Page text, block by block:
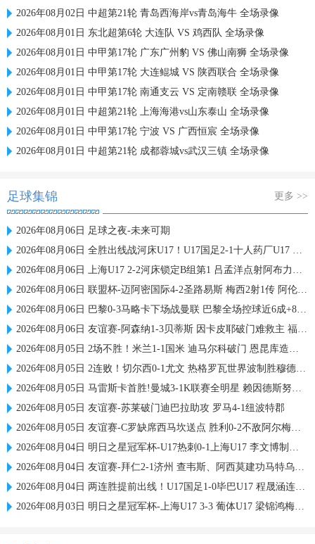
2026年08月02日 中超第21轮 青岛西海岸vs青岛海牛 全场录像
2026年08月01日 东北超第6轮 大连队 VS 鸡西队 全场录像
2026年08月01日 中甲第17轮 广东广州豹 VS 佛山南狮 全场录像
2026年08月01日 中甲第17轮 大连鲲城 VS 陕西联合 全场录像
2026年08月01日 中甲第17轮 南通支云 VS 定南赣联 全场录像
2026年08月01日 中超第21轮 上海海港vs山东泰山 全场录像
2026年08月01日 中甲第17轮 宁波 VS 广西恒宸 全场录像
2026年08月01日 中超第21轮 成都蓉城vs武汉三镇 全场录像
足球集锦 更多 >>
2026年08月06日 足球之夜-未来可期
2026年08月06日 全胜出线战河床U17！U17国足2-1十人药厂U17 赵松源登场1分钟传射
2026年08月06日 上海U17 2-2河床锁定B组第1 吕孟洋点射阿布力米破门 将战A组第2
2026年08月06日 联盟杯-迈阿密国际4-2圣路易斯 梅西2射1传 阿伦助攻戴帽
2026年08月06日 巴黎0-3马略卡下场战曼联 巴黎全场控球近6成+8射3正未果
2026年08月06日 友谊赛-阿森纳1-3贝蒂斯 因卡皮耶破门难救主 福纳尔斯1射2传
2026年08月05日 2场不胜！米兰1-1国米 迪马尔科破门 恩昆库造点+点射拉莫斯登场
2026年08月05日 2连败！切尔西0-1尤文 热格罗瓦世界波制胜穆德里克时隔614天复出
2026年08月05日 马雷斯卡首胜!曼城3-1K联赛全明星 赖因德斯努里破门塞梅尼奥助攻
2026年08月05日 友谊赛-苏莱破门迪巴拉助攻 罗马4-1纽波特郡
2026年08月05日 友谊赛-C罗缺席西马坎送点 胜利0-2不敌阿尔梅里亚
2026年08月04日 明日之星冠军杯-U17热刺0-1上海U17 李文博制胜球
2026年08月04日 友谊赛-拜仁2-1济州 查韦斯、阿西莫建功马特乌斯彩虹过人送助攻
2026年08月04日 两连胜提前出线！U17国足1-0毕巴U17 程晟涵连场破门赵松源中楣
2026年08月03日 明日之星冠军杯-上海U17 3-3 葡体U17 梁锦鸿梅开二度